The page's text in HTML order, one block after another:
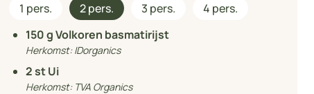
1 pers. 2 pers. 3 pers.
4 pers.
150g Volkoren basmatirijst
Herkomst:IDorganics
2st Ui
Herkomst: TVA Organics